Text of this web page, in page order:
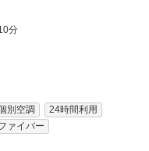
分
別空調
24時間利用
ァイバー